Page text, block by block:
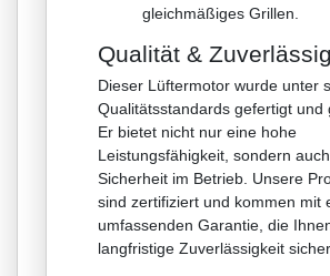
gleichmäßiges Grillen.
Qualität &
Dieser Lüftermotor wurde unter
Qualitätsstandards gefertigt und
Er bietet nicht nur eine hohe
Leistungsfähigkeit, sondern auch
Sicherheit im Betrieb. Unsere
sind zertifiziert und kommen mit
umfassenden Garantie, die
langfristige Zuverlässigkeit